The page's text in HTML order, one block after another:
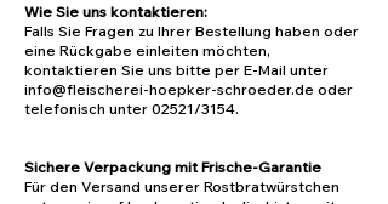
Wie Sie uns kontaktieren:
Falls Sie Fragen zu Ihrer Bestellung haben oder
eine Rückgabe einleiten möchten,
kontaktieren Sie uns bitte per E-Mail unter
info@fleischerei-hoepker-schroeder.de oder
telefonisch unter 02521/3154.
Sichere Verpackung mit Frische-Garantie
Für den Versand unserer Rostbratwürstchen